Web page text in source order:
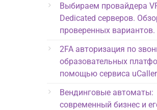
Выбираем провайдера
Dedicated серверов.
проверенных вариантов.
2FA авторизация по
образовательных
помощью сервиса uCaller
Вендинговые автоматы:
современный бизнес и